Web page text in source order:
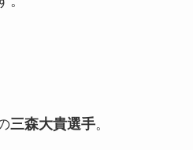
三森大貴選手。